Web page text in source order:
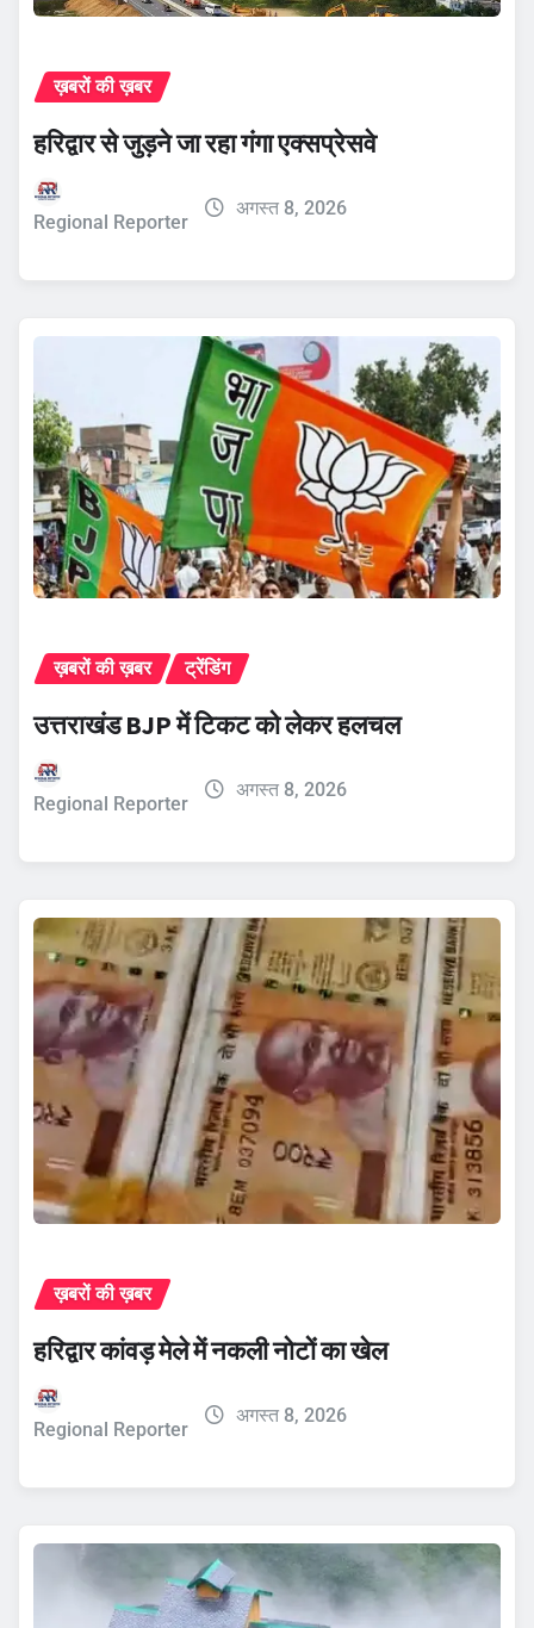
ख़बरों की ख़बर
हरिद्वार से जुड़ने जा रहा गंगा एक्सप्रेसवे
Regional Reporter
अगस्त 8, 2026
ख़बरों की ख़बर ट्रेंडिंग
उत्तराखंड BJP में टिकट को लेकर हलचल
Regional Reporter
अगस्त 8, 2026
ख़बरों की ख़बर
हरिद्वार कांवड़ मेले में नकली नोटों का खेल
Regional Reporter
अगस्त 8, 2026